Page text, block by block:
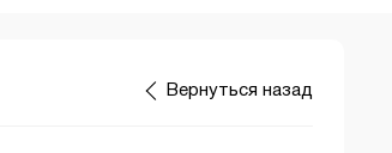
Вернуться назад